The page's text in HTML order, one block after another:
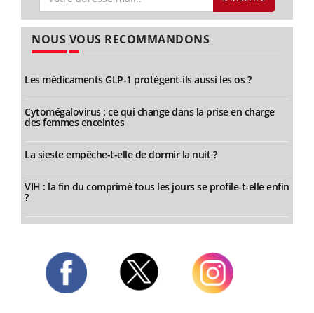
NOUS VOUS RECOMMANDONS
Les médicaments GLP-1 protègent-ils aussi les os ?
Cytomégalovirus : ce qui change dans la prise en charge
des femmes enceintes
La sieste empêche-t-elle de dormir la nuit ?
VIH : la fin du comprimé tous les jours se profile-t-elle enfin
?